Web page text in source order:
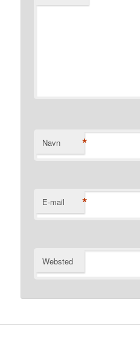
Navn *
E-mail *
Websted